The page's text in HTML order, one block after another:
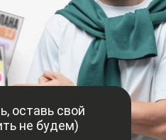
оставь свой
не будем)